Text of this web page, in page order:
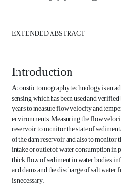
EXTENDED ABSTRACT
Introduction
Acoustic tomography technology is an
sensing, which has been used and
years to measure flow velocity and
environments. Measuring the flow
reservoir, to monitor the state of
of the dam reservoir, and also to
intake or outlet of water consumption in
thick flow of sediment in water bodies,
and dams and the discharge of salt water
is necessary.